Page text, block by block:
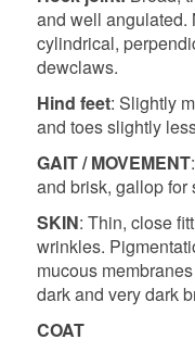
and well angulated.
cylindrical,
dewclaws.
Hind feet: Slightly
and toes slightly
GAIT / MOVEMENT
and brisk, gallop for
SKIN: Thin, close
wrinkles.
mucous
dark and very dark
COAT